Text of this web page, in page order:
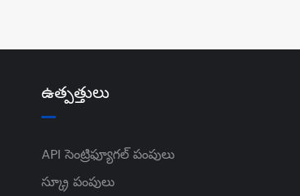
ఉత్పత్తులు
API సెంట్రిఫ్యూగల్ పంపులు
స్క్రూ పంపులు